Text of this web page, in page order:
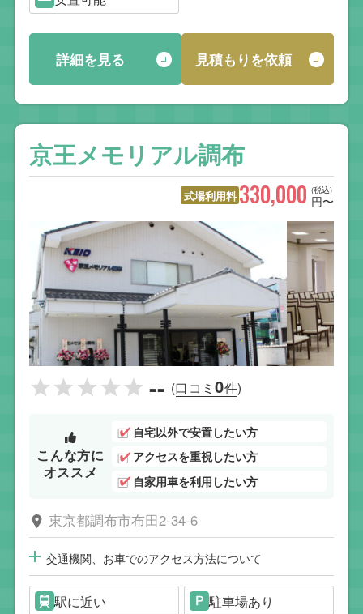
詳細を見る 見積もりを依頼
京王メモリアル調布
式場利用料 (税込)
330,000 円〜
-- (口コミ0件)
こんな方に
オススメ
自宅以外で安置したい方
アクセスを重視したい方
自家用車を利用したい方
東京都調布市布田2-34-6
交通機関、お車でのアクセス方法について
駅に近い
駐車場あり